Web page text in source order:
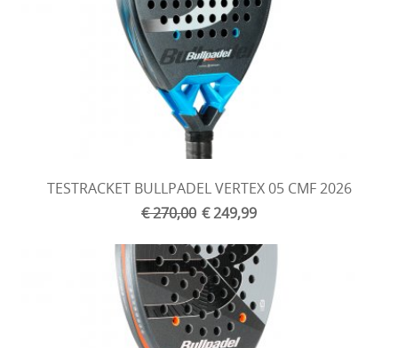
TESTRACKET BULLPADEL VERTEX 05 CMF 2026
€ 270,00 € 249,99